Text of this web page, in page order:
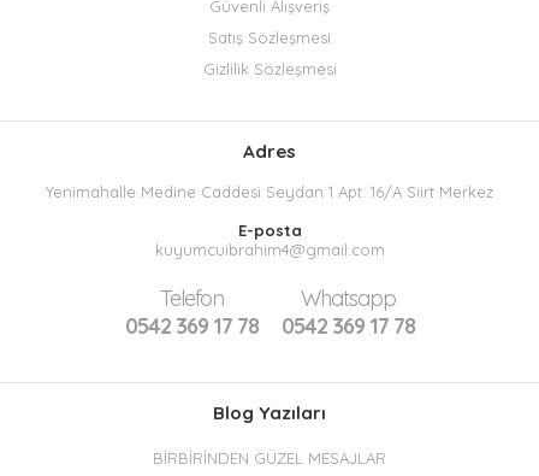
Güvenli Alışveriş
Satış Sözleşmesi
Gizlilik Sözleşmesi
Adres
Yenimahalle Medine Caddesi Seydan 1 Apt. 16/A Siirt Merkez
E-posta
kuyumcuibrahim4@gmail.com
Telefon
0542 369 17 78
Whatsapp
0542 369 17 78
Blog Yazıları
BİRBİRİNDEN GÜZEL MESAJLAR